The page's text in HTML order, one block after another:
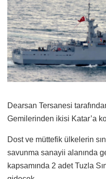
Dearsan Tersanesi
Gemilerinden ikisi Katar’a
Dost ve müttefik ülkelerin
savunma sanayii alanında
kapsamında 2 adet Tuzla